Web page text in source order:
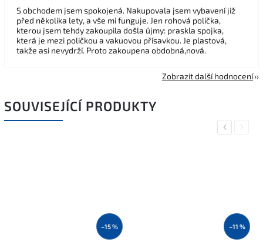
S obchodem jsem spokojená. Nakupovala jsem vybavení již
před několika lety, a vše mi funguje. Jen rohová polička,
kterou jsem tehdy zakoupila došla újmy: praskla spojka,
která je mezi poličkou a vakuovou přísavkou. Je plastová,
takže asi nevydrží. Proto zakoupena obdobná,nová.
Zobrazit další hodnocení
SOUVISEJÍCÍ PRODUKTY
Previous
–15 % –11 %
Next